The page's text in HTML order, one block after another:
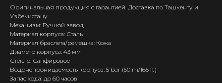
Оригинальная продукция с гарантией. Доставка по Ташкенту и
Узбекистану.
Механизм: Ручной завод
Материал корпуса: Сталь
Материал браслета/ремешка: Кожа
Диаметр корпуса: 43 мм
Стекло: Сапфировое
Водонепроницаемость корпуса: 5 bar (50 m/165 ft)
Запас хода: до 60 часов